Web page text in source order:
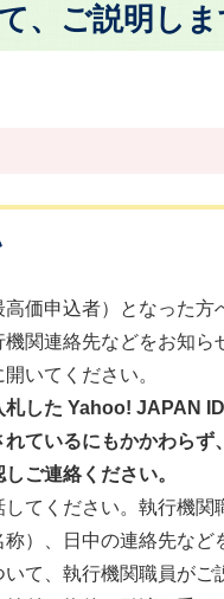
、ご説明しま
価申込者）となった方
関連絡先などをお知ら
いてください。
した Yahoo! JAPAN
ているにもかかわらず
ご連絡ください。
てください。執行機関
）、日中の連絡先など
て、執行機関職員がご